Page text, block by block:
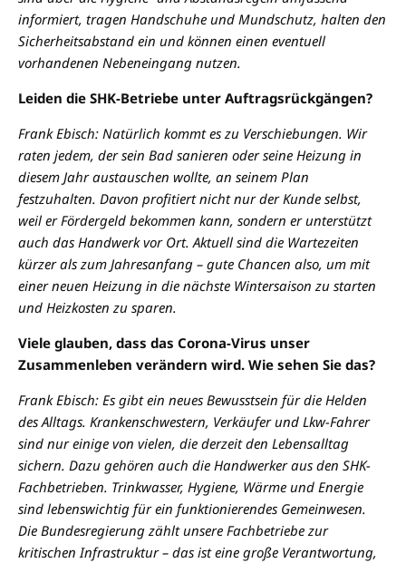
informiert, tragen Handschuhe und Mundschutz, halten den
Sicherheitsabstand ein und können einen eventuell
vorhandenen Nebeneingang nutzen.
Leiden die SHK-Betriebe unter Auftragsrückgängen?
Frank Ebisch: Natürlich kommt es zu Verschiebungen. Wir
raten jedem, der sein Bad sanieren oder seine Heizung in
diesem Jahr austauschen wollte, an seinem Plan
festzuhalten. Davon profitiert nicht nur der Kunde selbst,
weil er Fördergeld bekommen kann, sondern er unterstützt
auch das Handwerk vor Ort. Aktuell sind die Wartezeiten
kürzer als zum Jahresanfang – gute Chancen also, um mit
einer neuen Heizung in die nächste Wintersaison zu starten
und Heizkosten zu sparen.
Viele glauben, dass das Corona-Virus unser
Zusammenleben verändern wird. Wie sehen Sie das?
Frank Ebisch: Es gibt ein neues Bewusstsein für die Helden
des Alltags. Krankenschwestern, Verkäufer und Lkw-Fahrer
sind nur einige von vielen, die derzeit den Lebensalltag
sichern. Dazu gehören auch die Handwerker aus den SHK-
Fachbetrieben. Trinkwasser, Hygiene, Wärme und Energie
sind lebenswichtig für ein funktionierendes Gemeinwesen.
Die Bundesregierung zählt unsere Fachbetriebe zur
kritischen Infrastruktur – das ist eine große Verantwortung,